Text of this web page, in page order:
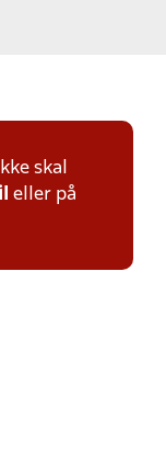
skal
eller på